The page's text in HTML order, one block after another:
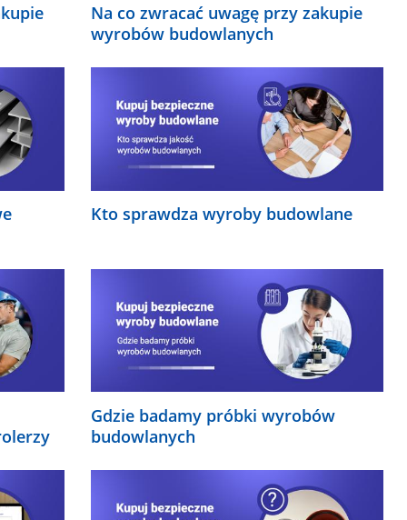
Na co zwracać uwagę przy zakupie
wyrobów budowlanych
Kto sprawdza wyroby budowlane
Gdzie badamy próbki wyrobów
budowlanych